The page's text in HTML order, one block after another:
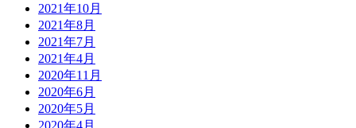
2021年10月
2021年8月
2021年7月
2021年4月
2020年11月
2020年6月
2020年5月
2020年4月